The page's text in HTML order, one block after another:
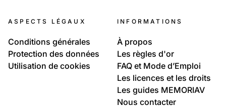
ASPECTS LÉGAUX
Conditions générales
Protection des données
Utilisation de cookies
INFORMATIONS
À propos
Les règles d'or
FAQ et Mode d’Emploi
Les licences et les droits
Les guides MEMORIAV
Nous contacter